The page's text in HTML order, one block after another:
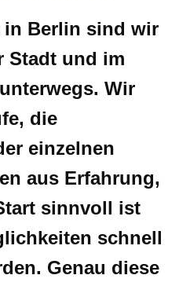
in Berlin sind wir
Stadt und im
Wir
die
einzelnen
aus Erfahrung,
sinnvoll ist
schnell
Genau diese